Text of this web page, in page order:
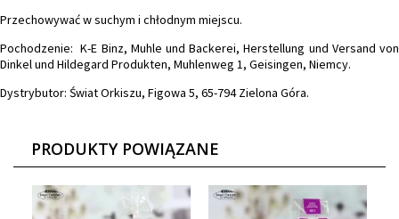
Przechowywać w suchym i chłodnym miejscu.
Pochodzenie: K-E Binz, Muhle und Backerei, Herstellung und Versand von
Dinkel und Hildegard Produkten, Muhlenweg 1, Geisingen, Niemcy.
Dystrybutor: Świat Orkiszu, Figowa 5, 65-794 Zielona Góra.
PRODUKTY POWIĄZANE